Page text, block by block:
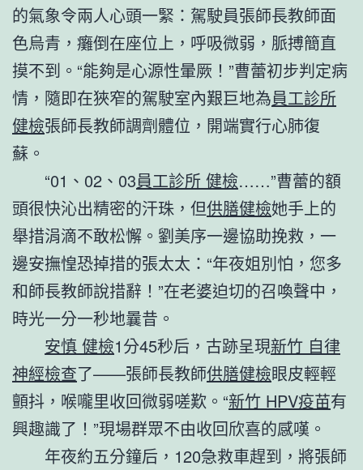
的氣象令兩人心頭一緊：駕駛員張師長教師面
色烏青，癱倒在座位上，呼吸微弱，脈搏簡直
摸不到。“能夠是心源性暈厥！”曹蕾初步判定病
情，隨即在狹窄的駕駛室內艱巨地為員工診所
健檢張師長教師調劑體位，開端實行心肺復
蘇。
“01、02、03員工診所 健檢……”曹蕾的額
頭很快沁出精密的汗珠，但供膳健檢她手上的
舉措涓滴不敢松懈。劉美序一邊協助挽救，一
邊安撫惶恐掉措的張太太：“年夜姐別怕，您多
和師長教師說措辭！”在老婆迫切的召喚聲中，
時光一分一秒地曩昔。
安慎 健檢1分45秒后，古跡呈現新竹 自律
神經檢查了——張師長教師供膳健檢眼皮輕輕
顫抖，喉嚨里收回微弱嗟歎。“新竹 HPV疫苗有
興趣識了！”現場群眾不由收回欣喜的感嘆。
年夜約五分鐘后，120急救車趕到，將張師